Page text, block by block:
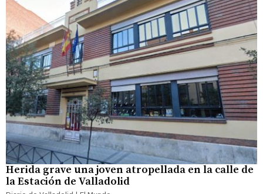
Herida grave una joven atropellada en la calle de
la Estación de Valladolid